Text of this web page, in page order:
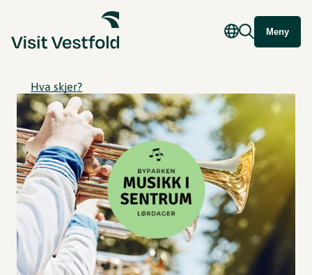
Meny
Hva skjer?